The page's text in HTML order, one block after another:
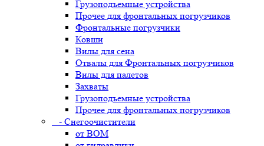
Грузоподъемные устройства
Прочее для фронтальных погрузчиков
Фронтальные погрузчики
Ковши
Вилы для сена
Отвалы для Фронтальных погрузчиков
Вилы для палетов
Захваты
Грузоподъемные устройства
Прочее для фронтальных погрузчиков
- Снегоочистители
от ВОМ